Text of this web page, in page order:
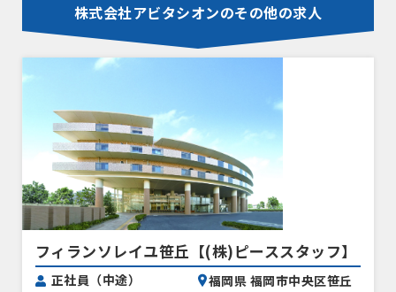
株式会社アビタシオンのその他の求人
フィランソレイユ笹丘【(株)ピーススタッフ】
正社員（中途）
福岡県 福岡市中央区笹丘